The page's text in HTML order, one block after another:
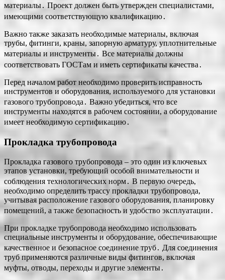
материалы․ Проект должен быть утвержден специалистами,
имеющими соответствующую квалификацию․
Важно также заказать необходимые материалы, включая
трубы, фитинги, краны, запорную арматуру, уплотнительные
материалы и инструменты․ Все материалы должны
соответствовать ГОСТам и иметь сертификаты качества․
Перед началом работ необходимо проверить исправность
инструментов и оборудования, используемого для установки
газового трубопровода․ Важно убедиться, что все
инструменты находятся в рабочем состоянии, а оборудование
имеет необходимую сертификацию․
Прокладка трубопровода
Прокладка газового трубопровода – это один из ключевых
этапов установки, требующий особой внимательности и
соблюдения технологических норм․ В первую очередь,
необходимо определить трассу прокладки трубопровода,
учитывая расположение газового оборудования, планировку
помещений, а также безопасность и удобство эксплуатации․
При прокладке трубопровода необходимо использовать
специальные инструменты и оборудование, обеспечивающие
качественное и безопасное соединение труб․ Для соединения
труб применяются различные виды фитингов, включая
муфты, отводы, переходы и другие элементы․